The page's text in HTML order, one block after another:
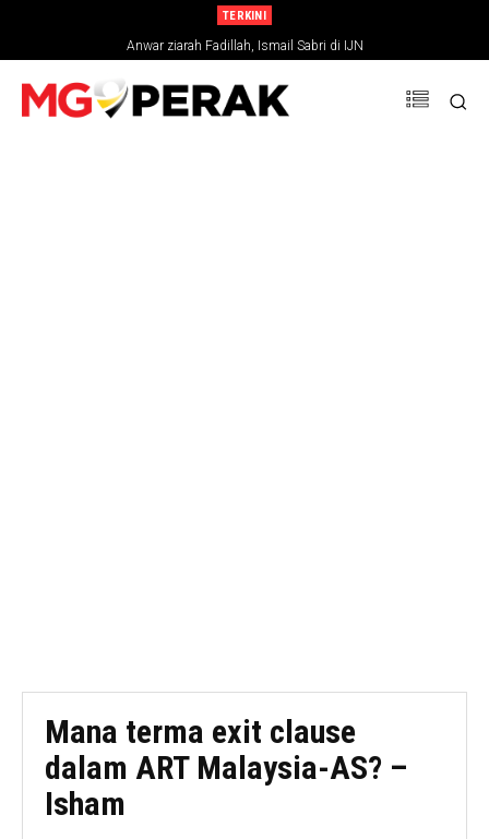
TERKINI
Anwar ziarah Fadillah, Ismail Sabri di IJN
Mana terma exit clause
dalam ART Malaysia-AS? –
Isham